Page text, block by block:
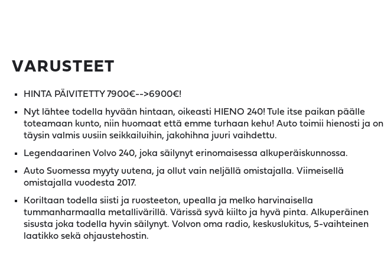
VARUSTEET
HINTA PÄIVITETTY 7900€-->6900€!
Nyt lähtee todella hyvään hintaan, oikeasti HIENO 240! Tule itse paikan päälle
toteamaan kunto, niin huomaat että emme turhaan kehu! Auto toimii hienosti ja on
täysin valmis uusiin seikkailuihin, jakohihna juuri vaihdettu.
Legendaarinen Volvo 240, joka säilynyt erinomaisessa alkuperäiskunnossa.
Auto Suomessa myyty uutena, ja ollut vain neljällä omistajalla. Viimeisellä
omistajalla vuodesta 2017.
Koriltaan todella siisti ja ruosteeton, upealla ja melko harvinaisella
tummanharmaalla metallivärillä. Värissä syvä kiilto ja hyvä pinta. Alkuperäinen
sisusta joka todella hyvin säilynyt. Volvon oma radio, keskuslukitus, 5-vaihteinen
laatikko sekä ohjaustehostin.